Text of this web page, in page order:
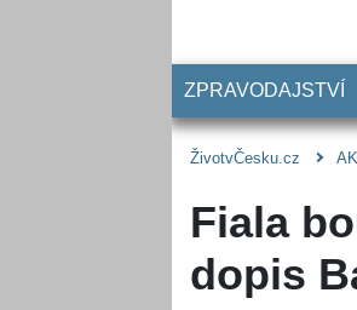
ZPRAVODAJSTVÍ
ŽivotvČesku.cz
Fiala
dopis